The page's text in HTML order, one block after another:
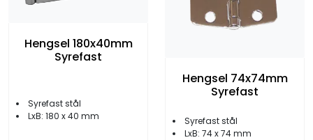
Hengsel 180x40mm
Syrefast
Syrefast stål
LxB: 180 x 40 mm
Hengsel 74x74mm
Syrefast
Syrefast stål
LxB: 74 x 74 mm